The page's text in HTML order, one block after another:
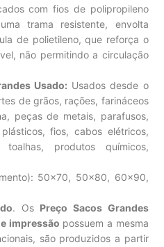
com fios de polipropileno
trama resistente, envolta
de polietileno, que reforça o
não permitindo a circulação
Usado: Usados desde o
de grãos, rações, farináceos
peças de metais, parafusos,
fios, cabos elétricos,
toalhas, produtos químicos,
50×70, 50×80, 60×90,
. Os Preço Sacos Grandes
impressão possuem a mesma
são produzidos a partir